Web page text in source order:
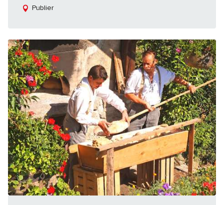
Publier